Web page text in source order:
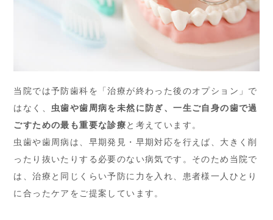
当院では予防歯科を「治療が終わった後のオプション」で
はなく、 虫歯や歯周病を未然に防ぎ、一生ご自身の歯で過
ごすための最も重要な診療と考えています。
虫歯や歯周病は、早期発見・早期対応を行えば、大きく削
ったり抜いたりする必要のない病気です。そのため当院で
は、治療と同じくらい予防に力を入れ、患者様一人ひとり
に合ったケアをご提案しています。